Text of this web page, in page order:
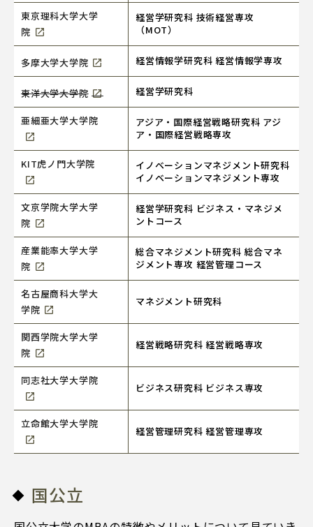
東京理科大学大学
院
経営学研究科 技術経営専攻
（MOT）
多摩大学大学院 経営情報学研究科 経営情報学専攻
東洋大学大学院 経営学研究科
亜細亜大学大学院
アジア・国際経営戦略研究科 アジ
ア・国際経営戦略専攻
KIT虎ノ門大学院
イノベーションマネジメント研究科
イノベーションマネジメント専攻
文京学院大学大学
院
経営学研究科 ビジネス・マネジメ
ントコース
産業能率大学大学
院
総合マネジメント研究科 総合マネ
ジメント専攻 経営管理コース
名古屋商科大学大
学院
マネジメント研究科
関西学院大学大学
院
経営戦略研究科 経営戦略専攻
同志社大学大学院
ビジネス研究科 ビジネス専攻
立命館大学大学院
経営管理研究科 経営管理専攻
国公立